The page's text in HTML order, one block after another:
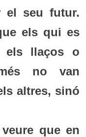
el seu futur.
els qui es
els llaços o
no van
altres, sinó
que en